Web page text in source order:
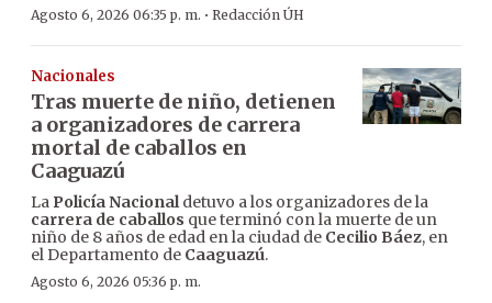
Agosto 6, 2026 06:35 p. m. · Redacción ÚH
Nacionales
Tras muerte de niño, detienen
a organizadores de carrera
mortal de caballos en
Caaguazú
La Policía Nacionaldetuvo a los organizadores de la
carrera de caballos que terminó con la muerte de un
niño de 8 años de edad en la ciudad de Cecilio Báez, en
el Departamento de Caaguazú.
Agosto 6, 2026 05:36 p. m.